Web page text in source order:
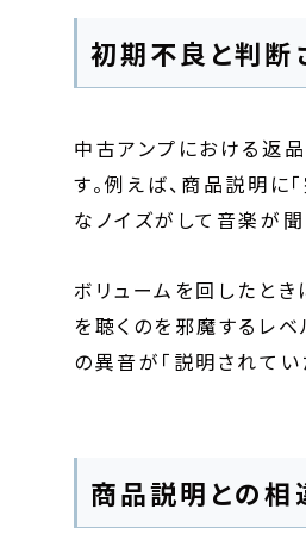
初期不良と判断
中古アンプにおける返
す。例えば、商品説明に
なノイズがして音楽が
ボリュームを回したと
を聴くのを邪魔するレ
の異音が「説明されてい
商品説明との相